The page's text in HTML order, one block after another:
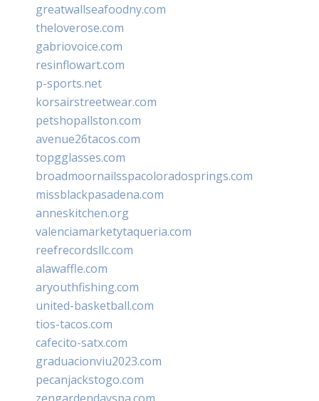
greatwallseafoodny.com
theloverose.com
gabriovoice.com
resinflowart.com
p-sports.net
korsairstreetwear.com
petshopallston.com
avenue26tacos.com
topgglasses.com
broadmoornailsspacoloradosprings.com
missblackpasadena.com
anneskitchen.org
valenciamarketytaqueria.com
reefrecordsllc.com
alawaffle.com
aryouthfishing.com
united-basketball.com
tios-tacos.com
cafecito-satx.com
graduacionviu2023.com
pecanjackstogo.com